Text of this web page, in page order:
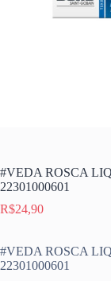
#VEDA ROSCA
22301000601
R$24,90
#VEDA ROSCA
22301000601